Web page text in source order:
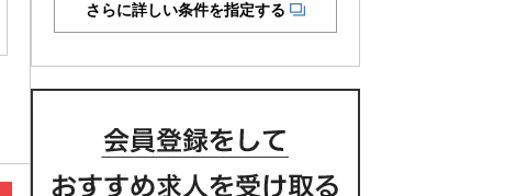
さらに詳しい条件を指定する